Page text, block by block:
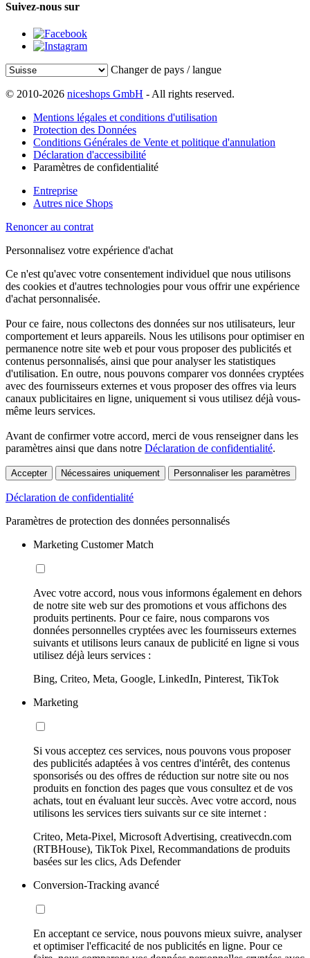
Suivez-nous sur
Changer de pays / langue
© 2010-2026 niceshops GmbH - All rights reserved.
Mentions légales et conditions d'utilisation
Protection des Données
Conditions Générales de Vente et politique d'annulation
Déclaration d'accessibilité
Paramètres de confidentialité
Entreprise
Autres nice Shops
Renoncer au contrat
Personnalisez votre expérience d'achat
Ce n'est qu'avec votre consentement individuel que nous utilisons
des cookies et d'autres technologies pour vous offrir une expérience
d'achat personnalisée.
Pour ce faire, nous collectons des données sur nos utilisateurs, leur
comportement et leurs appareils. Nous les utilisons pour optimiser en
permanence notre site web et pour vous proposer des publicités et
contenus personnalisés, ainsi que pour analyser les statistiques
d'utilisation. En outre, nous pouvons comparer vos données cryptées
avec des fournisseurs externes et vous proposer des offres via leurs
canaux publicitaires en ligne, uniquement si vous utilisez déjà vous-
même leurs services.
Avant de confirmer votre accord, merci de vous renseigner dans les
paramètres ainsi que dans notre Déclaration de confidentialité.
Accepter Nécessaires uniquement Personnaliser les paramètres
Déclaration de confidentialité
Paramètres de protection des données personnalisés
Marketing Customer Match
Avec votre accord, nous vous informons également en dehors
de notre site web sur des promotions et vous affichons des
produits pertinents. Pour ce faire, nous comparons vos
données personnelles cryptées avec les fournisseurs externes
suivants et utilisons leurs canaux de publicité en ligne si vous
utilisez déjà leurs services :
Bing, Criteo, Meta, Google, LinkedIn, Pinterest, TikTok
Marketing
Si vous acceptez ces services, nous pouvons vous proposer
des publicités adaptées à vos centres d'intérêt, des contenus
sponsorisés ou des offres de réduction sur notre site ou nos
produits en fonction des pages que vous consultez et de vos
achats, tout en évaluant leur succès. Avec votre accord, nous
utilisons les services tiers suivants sur ce site internet :
Criteo, Meta-Pixel, Microsoft Advertising, creativecdn.com
(RTBHouse), TikTok Pixel, Recommandations de produits
basées sur les clics, Ads Defender
Conversion-Tracking avancé
En acceptant ce service, nous pouvons mieux suivre, analyser
et optimiser l'efficacité de nos publicités en ligne. Pour ce